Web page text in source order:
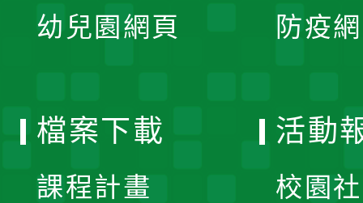
幼兒園網頁 防疫
檔案下載
課程計畫
活動
校園